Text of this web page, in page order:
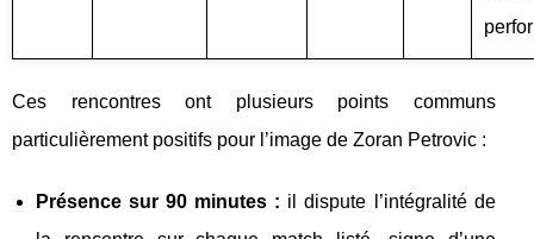
Ces rencontres ont plusieurs points communs
particulièrement positifs pour l’image de Zoran Petrovic :
Présence sur 90 minutes : il dispute l’intégralité de